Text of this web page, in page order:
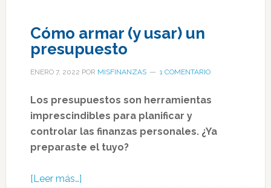
Cómo armar (y usar) un
presupuesto
ENERO 7, 2022 POR MISFINANZAS 1 COMENTARIO
Los presupuestos son herramientas
imprescindibles para planificar y
controlar las finanzas personales. ¿Ya
preparaste el tuyo?
[Leer más…]